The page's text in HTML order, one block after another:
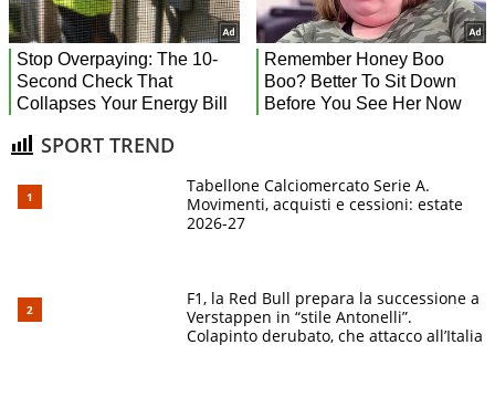
SPORT TREND
Tabellone Calciomercato Serie A.
Movimenti, acquisti e cessioni: estate
2026-27
F1, la Red Bull prepara la successione a
Verstappen in “stile Antonelli”.
Colapinto derubato, che attacco all’Italia